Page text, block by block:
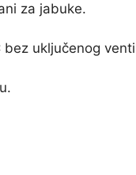
za jabuke.
uključenog